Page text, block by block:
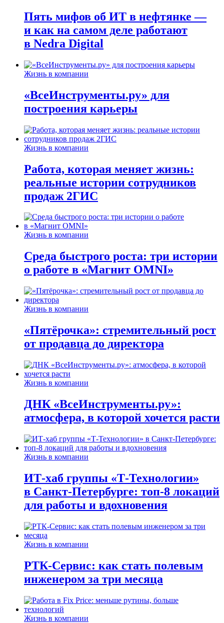
Пять мифов об ИТ в нефтянке —
и как на самом деле работают
в Nedra Digital
Жизнь в компании
«ВсеИнструменты.ру» для
построения карьеры
Жизнь в компании
Работа, которая меняет жизнь:
реальные истории сотрудников
продаж 2ГИС
Жизнь в компании
Среда быстрого роста: три истории
о работе в «Магнит OMNI»
Жизнь в компании
«Пятёрочка»: стремительный рост
от продавца до директора
Жизнь в компании
ДНК «ВсеИнструменты.ру»:
атмосфера, в которой хочется расти
Жизнь в компании
ИТ-хаб группы «Т-Технологии»
в Санкт-Петербурге: топ-8 локаций
для работы и вдохновения
Жизнь в компании
РТК-Сервис: как стать полевым
инженером за три месяца
Жизнь в компании